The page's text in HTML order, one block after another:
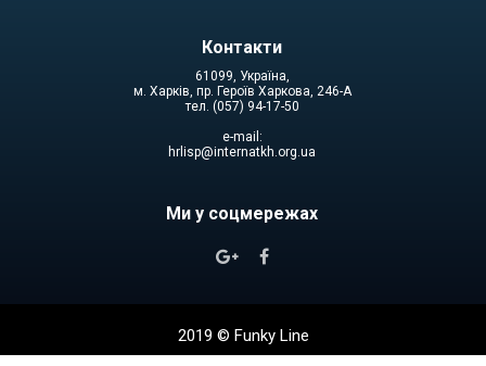
Контакти
61099, Україна,
м. Харків, пр. Героїв Харкова, 246-А
тел. (057) 94-17-50
e-mail:
hrlisp@internatkh.org.ua
Ми у соцмережах
 
2019 © Funky Line